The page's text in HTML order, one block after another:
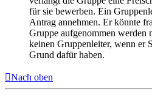
für sie bewerben. Ein
Antrag annehmen. Er könnte
Gruppe aufgenommen werden
keinen Gruppenleiter, wenn er
Grund dafür haben.
Nach oben